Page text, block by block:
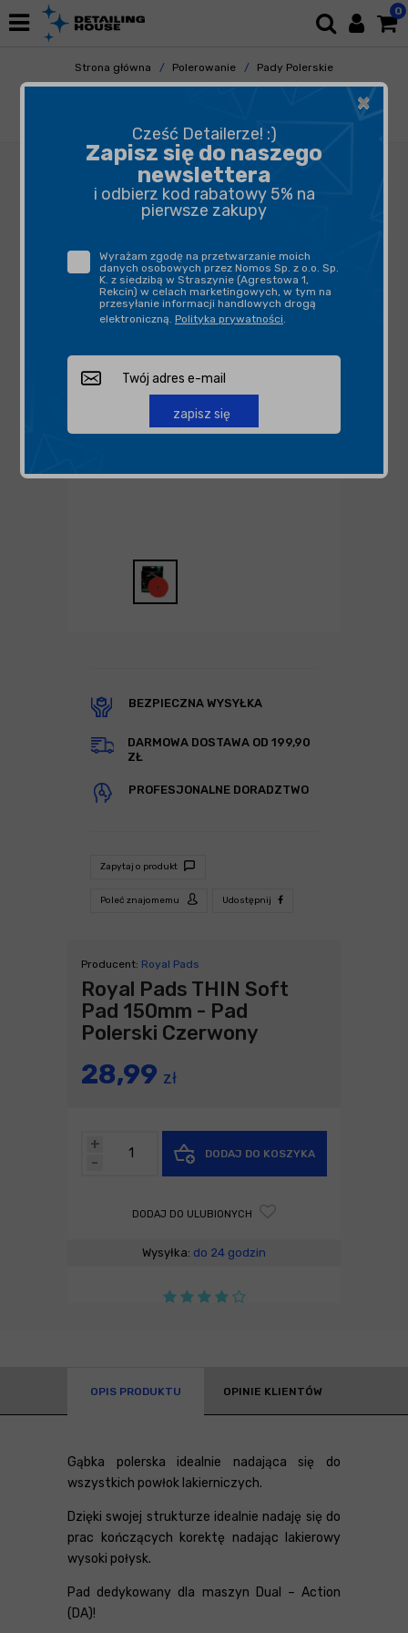
0
Strona główna Polerowanie
Pady Polerskie
Gąbki Polerskie
BEZPIECZNA WYSYŁKA
DARMOWA DOSTAWA OD 199,90
ZŁ
PROFESJONALNE DORADZTWO
Zapytaj o produkt
Poleć znajomemu Udostępnij
Producent: Royal Pads
Royal Pads THIN Soft
Pad 150mm - Pad
Polerski Czerwony
28,99 zł
-
+
DODAJ DO KOSZYKA
DODAJ DO ULUBIONYCH
Wysyłka: do 24 godzin
OPIS PRODUKTU OPINIE KLIENTÓW
Gąbka polerska idealnie nadająca się do
wszystkich powłok lakierniczych.
Dzięki swojej strukturze idealnie nadaję się do
prac kończących korektę nadając lakierowy
wysoki połysk.
Pad dedykowany dla maszyn Dual – Action
(DA)!
×
Cześć Detailerze! :)
Zapisz się do naszego
newslettera
i odbierz kod rabatowy 5% na
pierwsze zakupy
Wyrażam zgodę na przetwarzanie moich
danych osobowych przez Nomos Sp. z o.o. Sp.
K. z siedzibą w Straszynie (Agrestowa 1,
Rekcin) w celach marketingowych, w tym na
przesyłanie informacji handlowych drogą
elektroniczną. Polityka prywatności.
zapisz się